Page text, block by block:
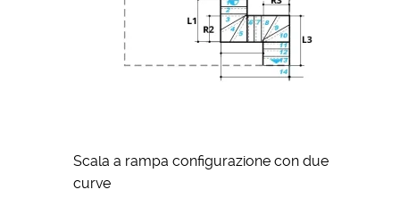
Scala a rampa configurazione con due
curve